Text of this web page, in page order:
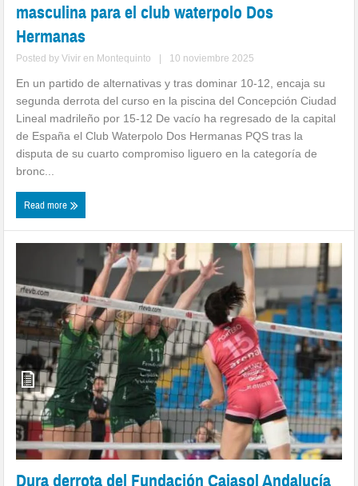
masculina para el club waterpolo Dos
Hermanas
Posted byVivir en Montequinto | 10 noviembre 2025
En un partido de alternativas y tras dominar 10-12, encaja su
segunda derrota del curso en la piscina del Concepción Ciudad
Lineal madrileño por 15-12 De vacío ha regresado de la capital
de España el Club Waterpolo Dos Hermanas PQS tras la
disputa de su cuarto compromiso liguero en la categoría de
bronc...
Read more
Dura derrota del Fundación Cajasol Andalucía